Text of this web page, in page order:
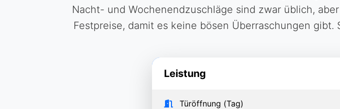
Nacht- und Wochenendzuschläge sind zwar üblich,
Festpreise, damit es keine bösen Überraschungen
Leistung
Türöffnung (Tag)